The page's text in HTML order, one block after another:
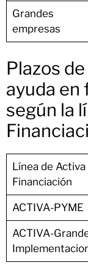
Grandes
empresas
Plazos
ayuda en
según la
Línea de Activa
Financiación
ACTIVA-PYME
ACTIVA-